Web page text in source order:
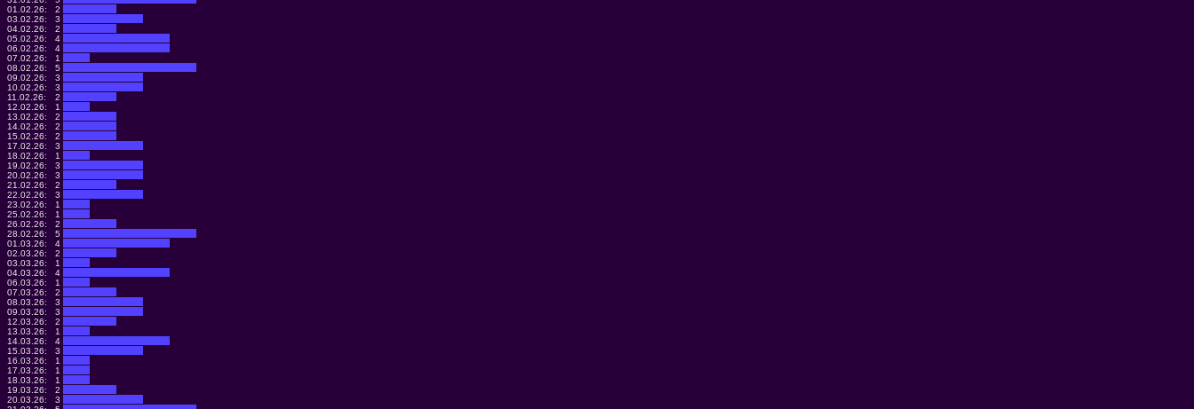
01.02.26:
2
03.02.26:
3
04.02.26:
2
05.02.26:
4
06.02.26:
4
07.02.26:
1
08.02.26:
5
09.02.26:
3
10.02.26:
3
11.02.26:
2
12.02.26:
1
13.02.26:
2
14.02.26:
2
15.02.26:
2
17.02.26:
3
18.02.26:
1
19.02.26:
3
20.02.26:
3
21.02.26:
2
22.02.26:
3
23.02.26:
1
25.02.26:
1
26.02.26:
2
28.02.26:
5
01.03.26:
4
02.03.26:
2
03.03.26:
1
04.03.26:
4
06.03.26:
1
07.03.26:
2
08.03.26:
3
09.03.26:
3
12.03.26:
2
13.03.26:
1
14.03.26:
4
15.03.26:
3
16.03.26:
1
17.03.26:
1
18.03.26:
1
19.03.26:
2
20.03.26:
3